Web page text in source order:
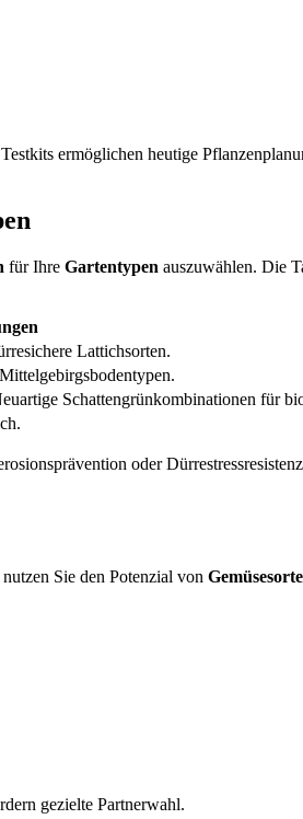
ermöglichen heutige
für Ihre Gartentypen auszuwählen. Die
Lattichsorten.
Schattengrünkombinationen für
oder
Sie den Potenzial von
gezielte Partnerwahl.